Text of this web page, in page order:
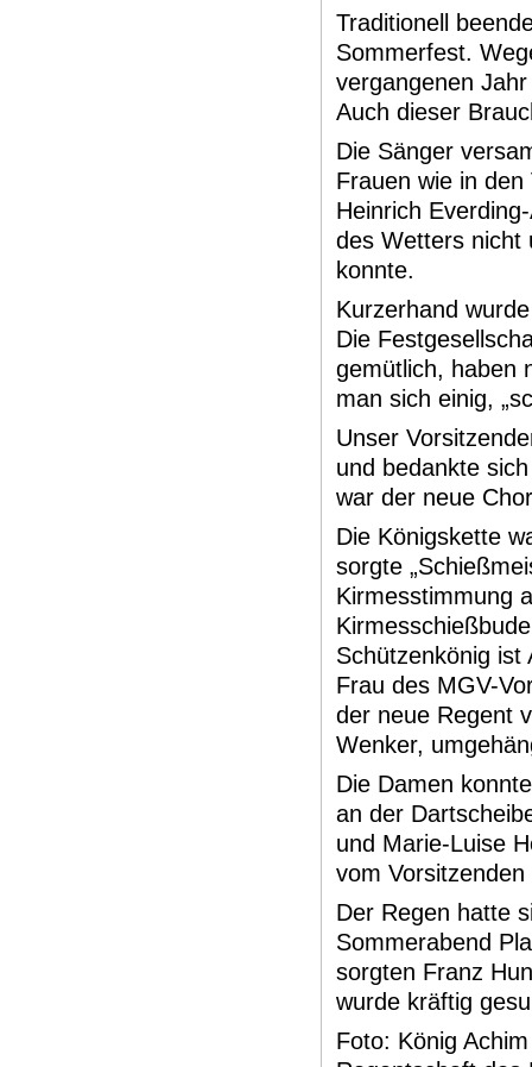
Traditionell
Sommerfest.
vergangenen
Auch dieser
Die Sänger
Frauen wie in
Heinrich
des Wetters nicht
konnte.
Kurzerhand
Die
gemütlich, haben
man sich einig,
Unser
und bedankte
war der neue
Die Königskette
sorgte
Kirmesstimmung
Schützenkönig ist
Frau des MGV-
der neue Regent
Wenker,
Die Damen
an der
und Marie-Luise
vom
Der Regen hatte
Sommerabend
sorgten Franz
wurde kräftig
Foto: König